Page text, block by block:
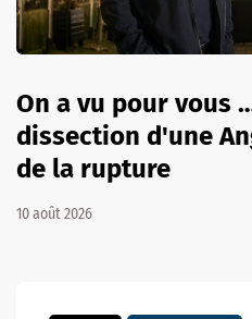
On a vu pour vous
dissection d'une
de la rupture
10 août 2026